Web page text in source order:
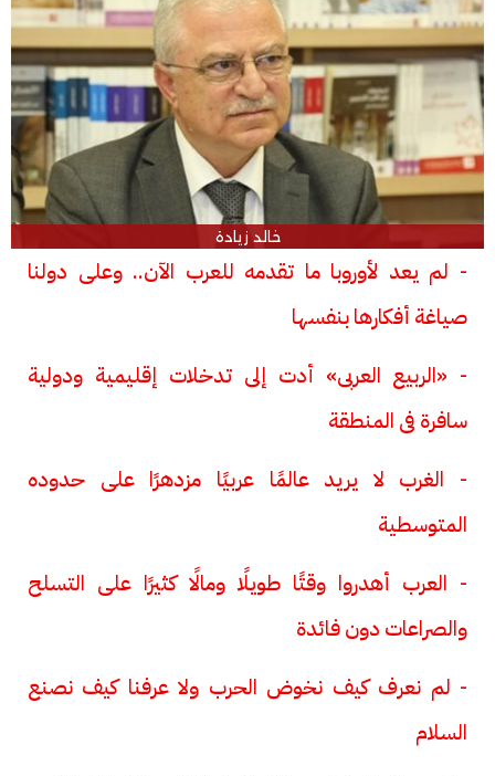
خالد زيادة
- لم يعد لأوروبا ما تقدمه للعرب الآن.. وعلى دولنا
صياغة أفكارها بنفسها
- «الربيع العربى» أدت إلى تدخلات إقليمية ودولية
سافرة فى المنطقة
- الغرب لا يريد عالمًا عربيًا مزدهرًا على حدوده
المتوسطية
- العرب أهدروا وقتًا طويلًا ومالًا كثيرًا على التسلح
والصراعات دون فائدة
- لم نعرف كيف نخوض الحرب ولا عرفنا كيف نصنع
السلام